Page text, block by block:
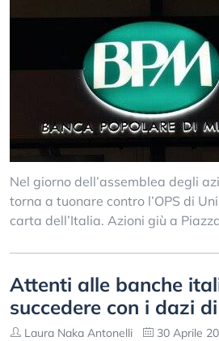
Nel giorno dell’assemblea degli
torna a tuonare contro l’OPS di
carta dell’Italia. Azioni giù a
Attenti alle banche
succedere con i dazi
Laura Naka Antonelli 30 Aprile